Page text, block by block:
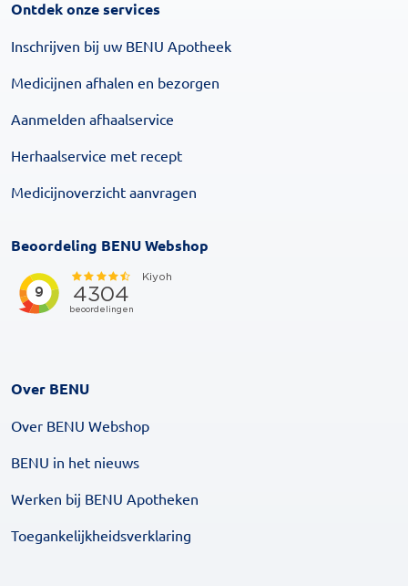
Ontdek onze services
Inschrijven bij uw BENU Apotheek
Medicijnen afhalen en bezorgen
Aanmelden afhaalservice
Herhaalservice met recept
Medicijnoverzicht aanvragen
Beoordeling BENU Webshop
Over BENU
Over BENU Webshop
BENU in het nieuws
Werken bij BENU Apotheken
Toegankelijkheidsverklaring